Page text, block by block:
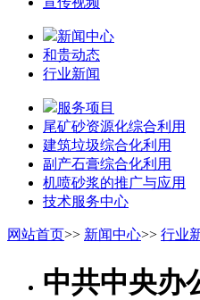
新闻中心
和贵动态
行业新闻
服务项目
尾矿砂资源化综合利用
建筑垃圾综合化利用
副产石膏综合化利用
机喷砂浆的推广与应用
技术服务中心
网站首页>> 新闻中心>> 行业
中共中央办